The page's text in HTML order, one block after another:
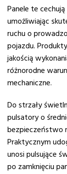
Panele te
umożliwiając
ruchu o
pojazdu.
jakością
różnorodne
mechaniczne.
Do strzały
pulsatory o
bezpieczeństwo
Praktycznym
unosi pulsujące
po zamknięciu